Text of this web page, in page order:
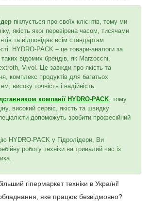
піклується про своїх клієнтів, тому ми
якість якої перевірена часом, тисячами
та відповідає всім стандартам
HYDRO-PACK – це товари-аналоги за
відомих брендів, як Marzocchi,
Vivol. Це завжди про якість та
комплекс продуктів для багатьох
високу точність і надійність.
компанії HYDRO-PACK , тому
високий сервіс, якість та швидку
допоможуть зробити професійний
HYDRO-PACK у Гідролідери, Ви
роботу техніки на тривалий час із
гіпермаркет техніки в Україні!
яке працює безвідмовно?